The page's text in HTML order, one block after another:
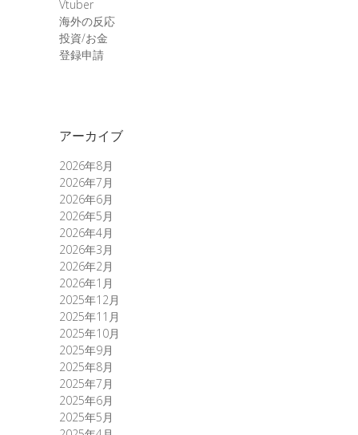
Vtuber
海外の反応
投資/お金
登録申請
アーカイブ
2026年8月
2026年7月
2026年6月
2026年5月
2026年4月
2026年3月
2026年2月
2026年1月
2025年12月
2025年11月
2025年10月
2025年9月
2025年8月
2025年7月
2025年6月
2025年5月